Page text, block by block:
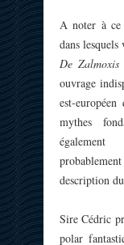
A noter à ce
dans
De
ouvrage
est-
mythes
description
Sire Cédric
polar